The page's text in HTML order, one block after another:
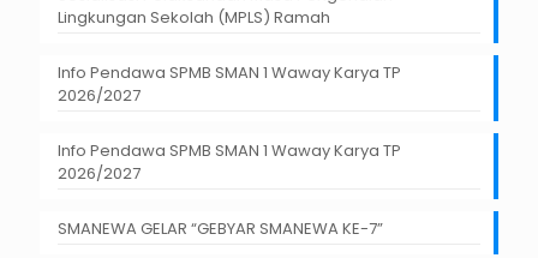
Lingkungan Sekolah (MPLS) Ramah
Info Pendawa SPMB SMAN 1 Waway Karya TP
2026/2027
Info Pendawa SPMB SMAN 1 Waway Karya TP
2026/2027
SMANEWA GELAR “GEBYAR SMANEWA KE-7”